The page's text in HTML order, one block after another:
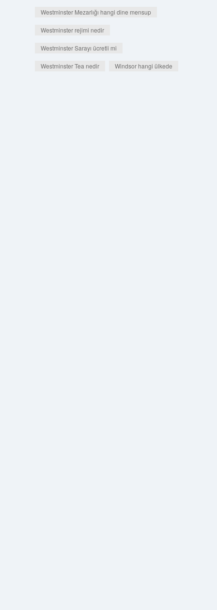
Westminster Mezarlığı hangi dine mensup
Westminster rejimi nedir
Westminster Sarayı ücretli mi
Westminster Tea nedir Windsor hangi ülkede